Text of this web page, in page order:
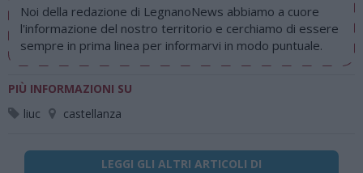
Noi della redazione di LegnanoNews abbiamo a cuore
l'informazione del nostro territorio e cerchiamo di essere
sempre in prima linea per informarvi in modo puntuale.
PIÙ INFORMAZIONI SU
liuc
castellanza
LEGGI GLI ALTRI ARTICOLI DI